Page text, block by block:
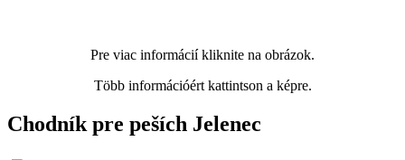
Pre viac informácií kliknite na obrázok.
Több információért kattintson a képre.
Chodník pre peších Jelenec